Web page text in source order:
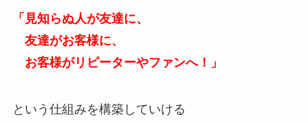
「見知らぬ人が友達に、
友達がお客様に、
お客様がリピーターやファンへ！」
という仕組みを構築していける